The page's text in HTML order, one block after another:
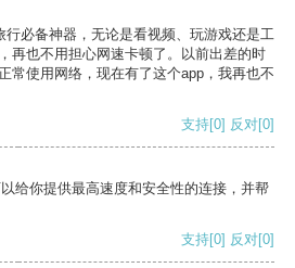
行必备神器，无论是看视频、玩游戏还是工
再也不用担心网速卡顿了。以前出差的时
常使用网络，现在有了这个app，我再也不
支持[0] 反对[0]
给你提供最高速度和安全性的连接，并帮
支持[0] 反对[0]